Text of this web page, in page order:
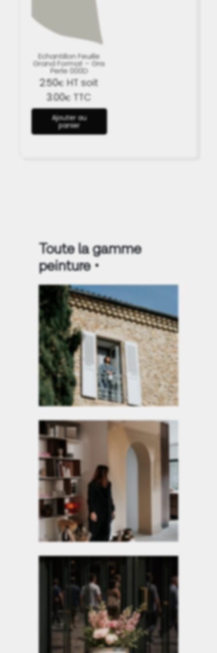
Echantillon Feuille
Grand Format – Gris
Perle 000D
2.50€ HT soit
3.00€ TTC
Ajouter au
panier
Toute la gamme
peinture